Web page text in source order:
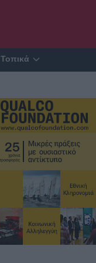
Τοπικά